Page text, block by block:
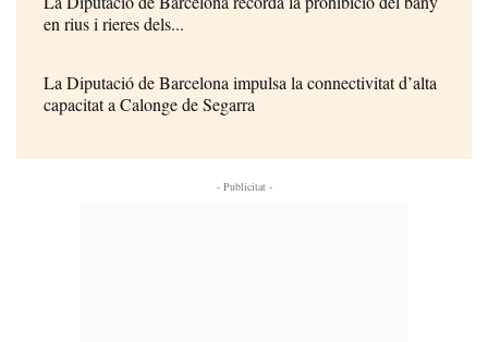
en rius i rieres dels...
La Diputació de Barcelona impulsa la connectivitat d’alta
capacitat a Calonge de Segarra
- Publicitat -